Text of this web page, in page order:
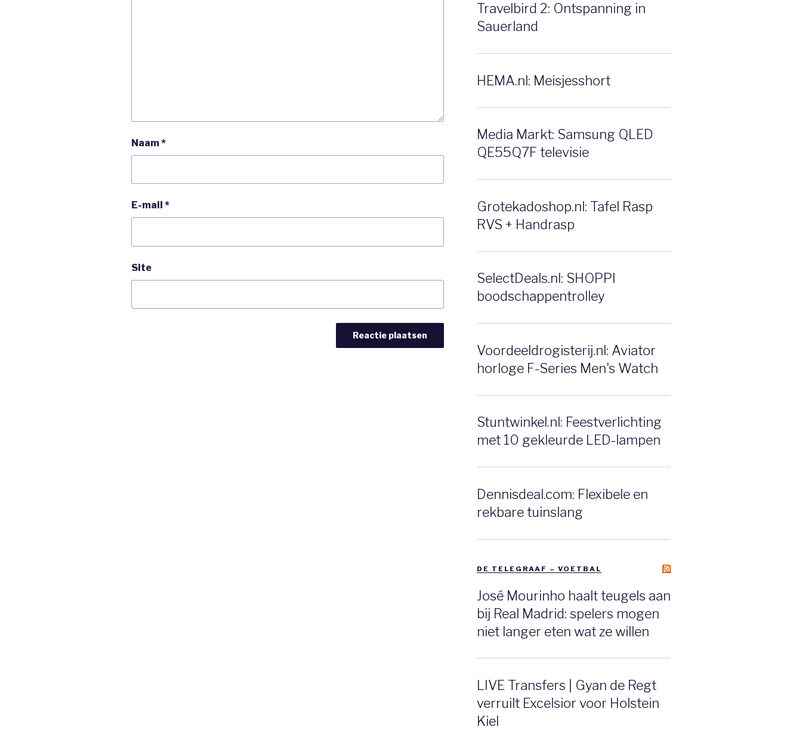
Naam*
E-mail *
Site
Travelbird 2: Ontspanning in
Sauerland
HEMA.nl: Meisjesshort
Media Markt: Samsung QLED
QE55Q7F televisie
Grotekadoshop.nl: Tafel Rasp
RVS + Handrasp
SelectDeals.nl: SHOPPI
boodschappentrolley
Voordeeldrogisterij.nl: Aviator
horloge F-Series Men's Watch
Stuntwinkel.nl: Feestverlichting
met 10 gekleurde LED-lampen
Dennisdeal.com: Flexibele en
rekbare tuinslang
DE TELEGRAAF – VOETBAL
José Mourinho haalt teugels aan
bij Real Madrid: spelers mogen
niet langer eten wat ze willen
LIVE Transfers | Gyan de Regt
verruilt Excelsior voor Holstein
Kiel